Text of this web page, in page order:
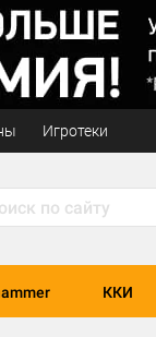
Игротеки
ККИ